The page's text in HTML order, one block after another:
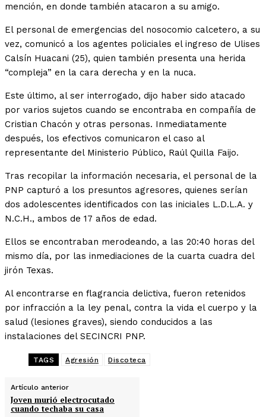
mención, en donde también atacaron a su amigo.
El personal de emergencias del nosocomio calcetero, a su
vez, comunicó a los agentes policiales el ingreso de Ulises
Calsín Huacani (25), quien también presenta una herida
“compleja” en la cara derecha y en la nuca.
Este último, al ser interrogado, dijo haber sido atacado
por varios sujetos cuando se encontraba en compañía de
Cristian Chacón y otras personas. Inmediatamente
después, los efectivos comunicaron el caso al
representante del Ministerio Público, Raúl Quilla Faijo.
Tras recopilar la información necesaria, el personal de la
PNP capturó a los presuntos agresores, quienes serían
dos adolescentes identificados con las iniciales L.D.L.A. y
N.C.H., ambos de 17 años de edad.
Ellos se encontraban merodeando, a las 20:40 horas del
mismo día, por las inmediaciones de la cuarta cuadra del
jirón Texas.
Al encontrarse en flagrancia delictiva, fueron retenidos
por infracción a la ley penal, contra la vida el cuerpo y la
salud (lesiones graves), siendo conducidos a las
instalaciones del SECINCRI PNP.
TAGS Agresión Discoteca
Artículo anterior
Joven murió electrocutado
cuando techaba su casa